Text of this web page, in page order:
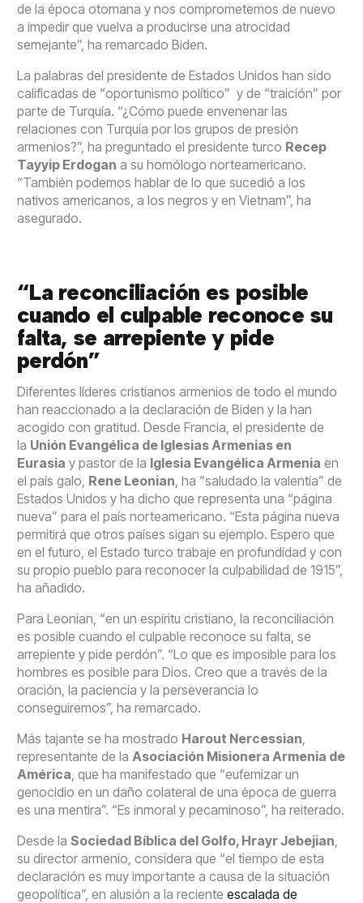
de la época otomana y nos comprometemos de nuevo
a impedir que vuelva a producirse una atrocidad
semejante”, ha remarcado Biden.
La palabras del presidente de Estados Unidos han sido
calificadas de “oportunismo político” y de “traición” por
parte de Turquía. “¿Cómo puede envenenar las
relaciones con Turquía por los grupos de presión
armenios?”, ha preguntado el presidente turco Recep
Tayyip Erdogan a su homólogo norteamericano.
“También podemos hablar de lo que sucedió a los
nativos americanos, a los negros y en Vietnam”, ha
asegurado.
“La reconciliación es posible
cuando el culpable reconoce su
falta, se arrepiente y pide
perdón”
Diferentes líderes cristianos armenios de todo el mundo
han reaccionado a la declaración de Biden y la han
acogido con gratitud. Desde Francia, el presidente de
la Unión Evangélica de Iglesias Armenias en
Eurasia y pastor de la Iglesia Evangélica Armenia en
el país galo, Rene Leonian, ha “saludado la valentía” de
Estados Unidos y ha dicho que representa una “página
nueva” para el país norteamericano. “Esta página nueva
permitirá que otros países sigan su ejemplo. Espero que
en el futuro, el Estado turco trabaje en profundidad y con
su propio pueblo para reconocer la culpabilidad de 1915”,
ha añadido.
Para Leonian, “en un espíritu cristiano, la reconciliación
es posible cuando el culpable reconoce su falta, se
arrepiente y pide perdón”. “Lo que es imposible para los
hombres es posible para Dios. Creo que a través de la
oración, la paciencia y la perseverancia lo
conseguiremos”, ha remarcado.
Más tajante se ha mostrado Harout Nercessian,
representante de laAsociación Misionera Armenia de
América, que ha manifestado que “eufemizar un
genocidio en un daño colateral de una época de guerra
es una mentira”. “Es inmoral y pecaminoso”, ha reiterado.
Desde laSociedad Bíblica del Golfo, Hrayr Jebejian,
su director armenio, considera que “el tiempo de esta
declaración es muy importante a causa de la situación
geopolítica”, en alusión a la recienteescalada de